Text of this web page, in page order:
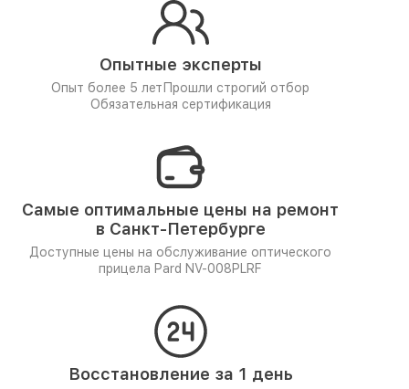
Опытные эксперты
Опыт более 5 лет Прошли строгий отбор
Обязательная сертификация
Самые оптимальные цены на ремонт
в Санкт-Петербурге
Доступные цены на обслуживание оптического
прицела Pard NV-008PLRF
Восстановление за 1 день